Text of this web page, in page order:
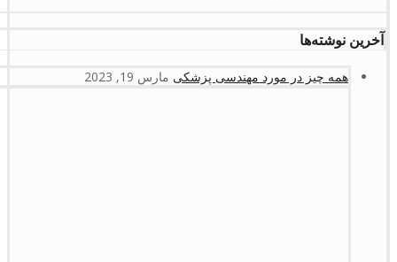
آخرین نوشته‌ها
همه چیز در مورد مهندسی پزشکی مارس 19, 2023